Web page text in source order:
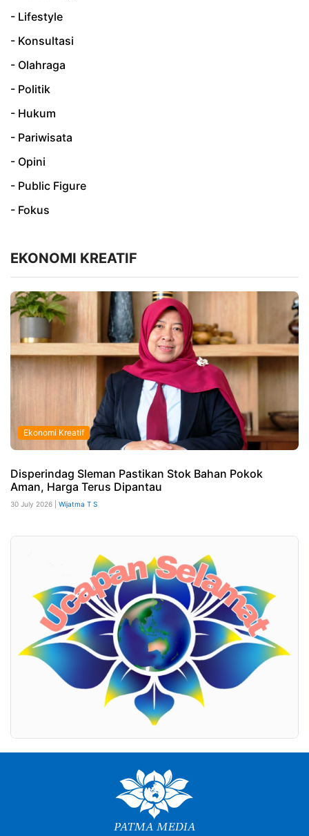
- Lifestyle
- Konsultasi
- Olahraga
- Politik
- Hukum
- Pariwisata
- Opini
- Public Figure
- Fokus
EKONOMI KREATIF
Ekonomi Kreatif
Disperindag Sleman Pastikan Stok Bahan Pokok
Aman, Harga Terus Dipantau
30 July 2026 | Wijatma T S